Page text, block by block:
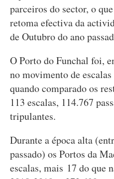
parceiros do sector, o
retoma efectiva da
de Outubro do ano
O Porto do Funchal foi,
no movimento de
quando comparado os
113 escalas, 114.767
tripulantes.
Durante a época alta
passado) os Portos da
escalas, mais 17 do que